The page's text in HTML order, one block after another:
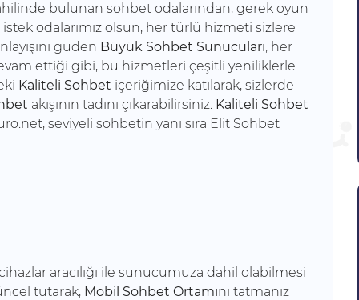
bulunan sohbet odalarından, gerek oyun
odalarımız olsun, her türlü hizmeti sizlere
güden Büyük Sohbet Sunucuları, her
ettiği gibi, bu hizmetleri çeşitli yeniliklerle
Kaliteli Sohbet içeriğimize katılarak, sizlerde
akışının tadını çıkarabilirsiniz. Kaliteli Sohbet
seviyeli sohbetin yanı sıra Elit Sohbet
aracılığı ile sunucumuza dahil olabilmesi
tutarak, Mobil Sohbet Ortamını tatmanız